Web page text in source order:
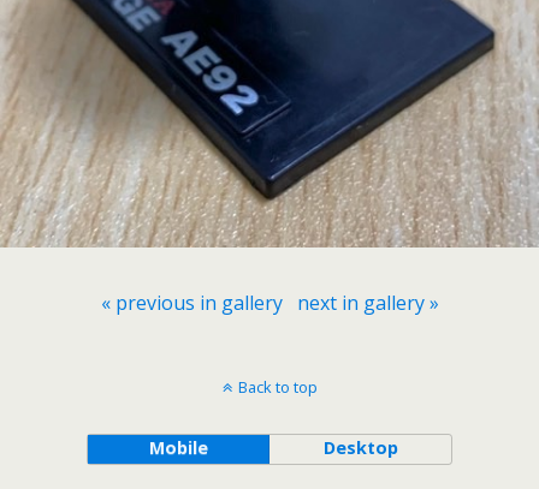
« previous in gallery next in gallery »
Back to top
Mobile Desktop